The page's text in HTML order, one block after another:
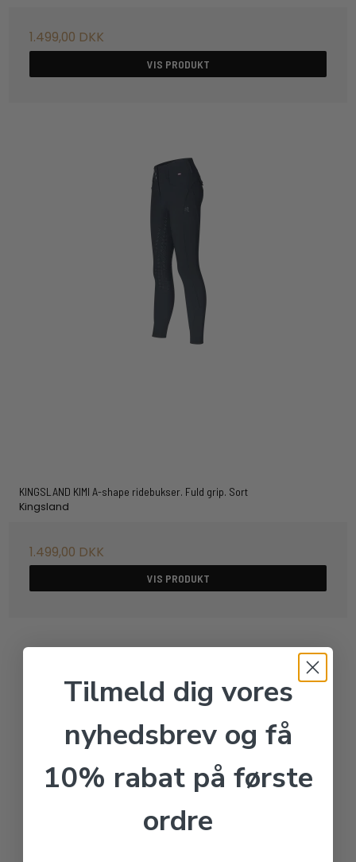
1.499,00 DKK
VIS PRODUKT
KINGSLAND KIMI A-shape ridebukser. Fuld grip. Sort
Kingsland
1.499,00 DKK
VIS PRODUKT
Tilmeld dig vores
nyhedsbrev og få
10% rabat på første
ordre